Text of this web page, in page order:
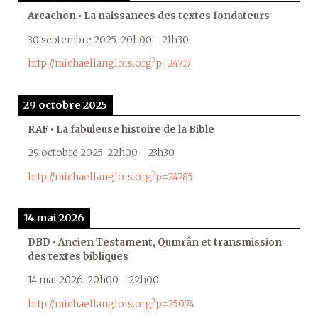
Arcachon • La naissances des textes fondateurs
30 septembre 2025 20h00 - 21h30
http://michaellanglois.org?p=24717
29 octobre 2025
RAF • La fabuleuse histoire de la Bible
29 octobre 2025 22h00 - 23h30
http://michaellanglois.org?p=24785
14 mai 2026
DBD • Ancien Testament, Qumrân et transmission
des textes bibliques
14 mai 2026 20h00 - 22h00
http://michaellanglois.org?p=25074